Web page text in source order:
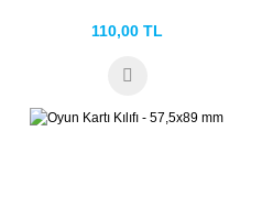
110,00 TL